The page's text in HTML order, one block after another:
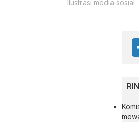
Ilustrasi media sosial